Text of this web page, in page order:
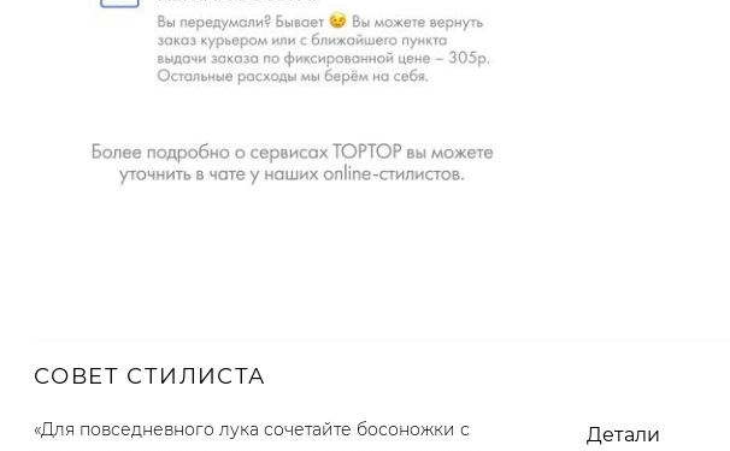
СОВЕТ СТИЛИСТА
«Для повседневного лука сочетайте босоножки с
Детали